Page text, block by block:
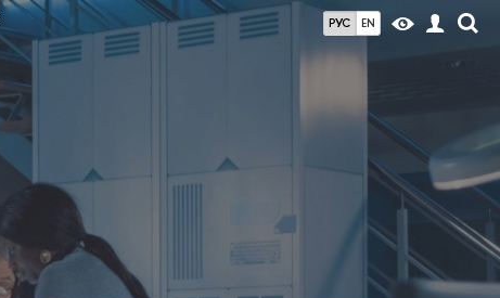
РУС EN